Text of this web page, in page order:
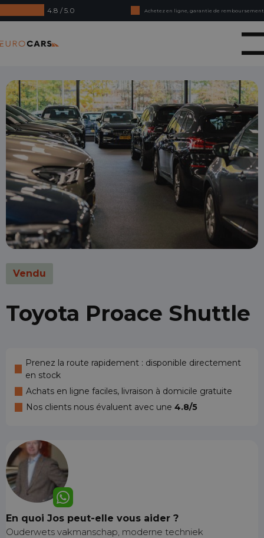
4.8 / 5.0
Achetez en ligne, garantie de remboursement
Crédit-bail - Acceptation en douceur
Vendu
Toyota Proace Shuttle
Prenez la route rapidement : disponible directement
en stock
Achats en ligne faciles, livraison à domicile gratuite
Nos clients nous évaluent avec une 4.8/5
En quoi Jos peut-elle vous aider ?
Ouderwets vakmanschap, moderne techniek